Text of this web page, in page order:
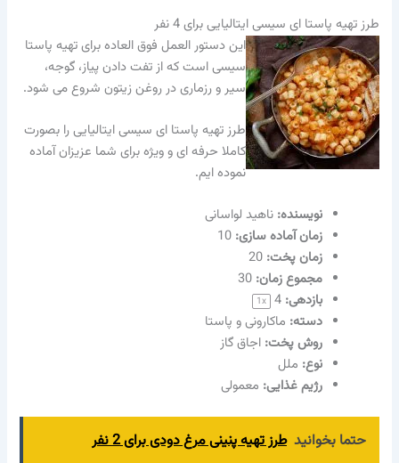
طرز تهیه پاستا ای سیسی ایتالیایی برای 4 نفر
این دستور العمل فوق العاده برای تهیه پاستا
سیسی است که از تفت دادن پیاز، گوجه،
سیر و رزماری در روغن زیتون شروع می شود.
طرز تهیه پاستا ای سیسی ایتالیایی را بصورت
کاملا حرفه ای و ویژه برای شما عزیزان آماده
نموده ایم.
نویسنده‌: ناهید لواسانی
زمان آماده سازی: 10
زمان پخت: 20
مجموع زمان: 30
بازدهی: 4
1x
دسته: ماکارونی و پاستا
روش پخت: اجاق گاز
نوع: ملل
رژیم غذایی: معمولی
حتما بخوانید طرز تهیه پنینی مرغ دودی برای 2 نفر